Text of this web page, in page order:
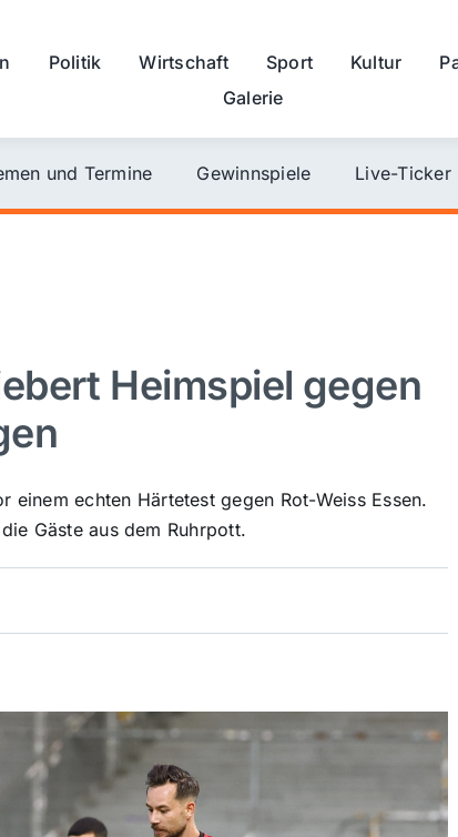
Politik Wirtschaft Sport Kultur
Galerie
und Termine Gewinnspiele Live-Ticker
Heimspiel gegen
einem echten Härtetest gegen Rot-Weiss Essen.
Gäste aus dem Ruhrpott.